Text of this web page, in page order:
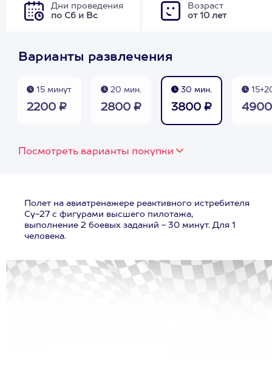
Дни проведения
по Сб и Вс
Возраст
от 10 лет
Варианты развлечения
15 минут
2200 ₽
20 мин.
2800 ₽
30 мин.
3800 ₽
Посмотреть варианты покупки
Полет на авиатренажере реактивного истребителя
Су-27 с фигурами высшего пилотажа,
выполнение 2 боевых заданий - 30 минут. Для 1
человека.